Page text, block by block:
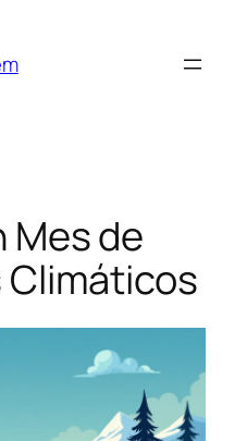
Mes de